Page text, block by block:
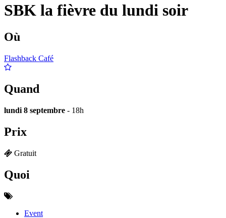
SBK la fièvre du lundi soir
Où
Flashback Café
Quand
lundi 8 septembre - 18h
Prix
Gratuit
Quoi
Event